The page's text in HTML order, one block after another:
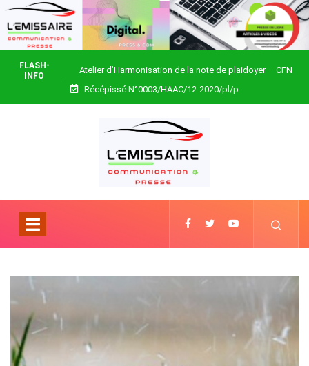
FLASH-
INFO
Atelier d’Harmonisation de la note de plaidoyer – CFN
Togo
Récépissé N°0003/HAAC/12-2020/pl/p